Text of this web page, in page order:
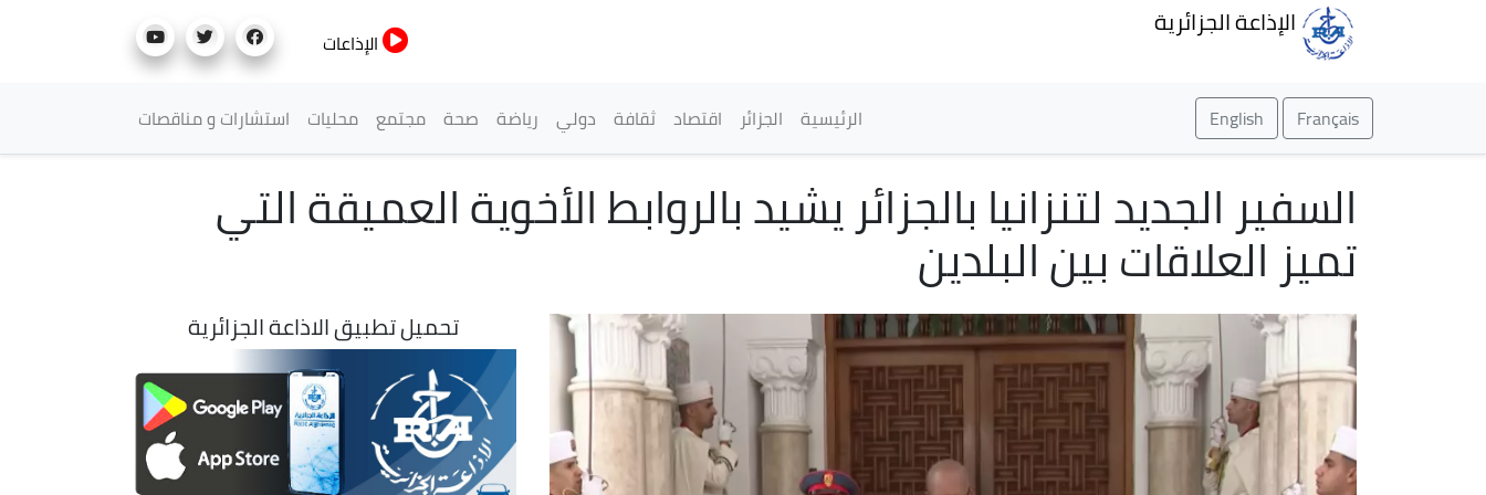
الإذاعة الجزائرية
الإذاعات
Français
English القائمة الرئيسية
الرئيسية الجزائر اقتصاد ثقافة دولي رياضة صحة مجتمع محليات استشارات و مناقصات
السفير الجديد لتنزانيا بالجزائر يشيد بالروابط الأخوية العميقة التي
تميز العلاقات بين البلدين
تحميل تطبيق الاذاعة الجزائرية